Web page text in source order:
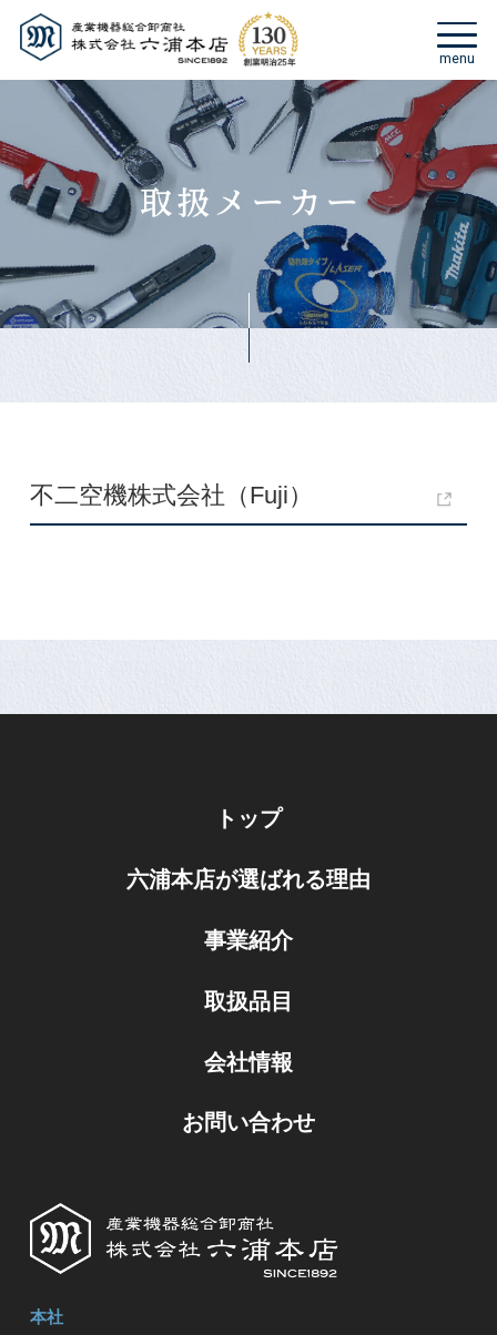
不二空機株式会社（Fuji）
トップ
六浦本店が選ばれる理由
事業紹介
取扱品目
会社情報
お問い合わせ
本社